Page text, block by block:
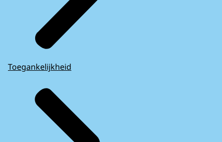
Toegankelijkheid